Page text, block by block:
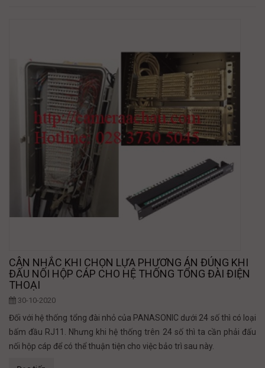
CÂN NHẮC KHI CHỌN LỰA PHƯƠNG ÁN ĐÚNG KHI
ĐẤU NỐI HỘP CÁP CHO HỆ THỐNG TỔNG ĐÀI ĐIỆN
THOẠI
30-10-2020
Đối với hệ thống tổng đài nhỏ của PANASONIC dưới 24 số thì có loại
bấm đầu RJ11. Nhưng khi hệ thống trên 24 số thì ta cần phải đấu
nối hộp cáp để có thể thuận tiện cho việc bảo trì sau này.